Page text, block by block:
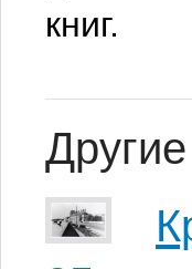
книг.